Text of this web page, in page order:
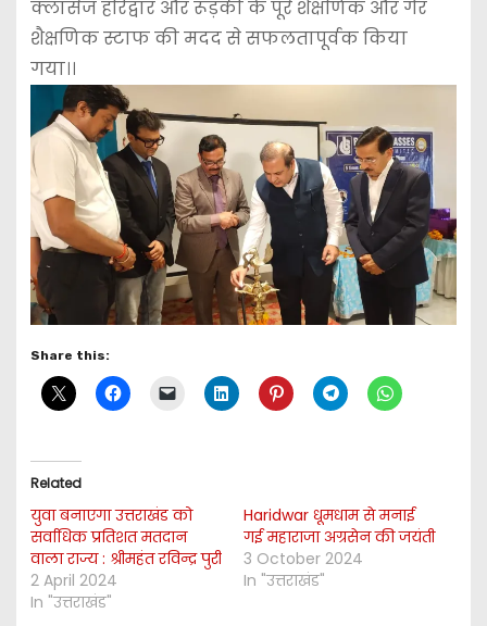
क्लासेज हरिद्वार और रूड़की के पूरे शैक्षणिक और गैर
शैक्षणिक स्टाफ की मदद से सफलतापूर्वक किया
गया।।
Share this:
Related
युवा बनाएगा उत्तराखंड को
सर्वाधिक प्रतिशत मतदान
वाला राज्य : श्रीमहंत रविन्द्र पुरी
2 April 2024
In "उत्तराखंड"
Haridwar धूमधाम से मनाई
गई महाराजा अग्रसेन की जयंती
3 October 2024
In "उत्तराखंड"